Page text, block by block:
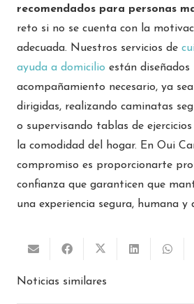
recomendados para personas
reto si no se cuenta con la
adecuada. Nuestros servicios de
ayuda a domicilio están
acompañamiento necesario, ya
dirigidas, realizando caminatas
o supervisando tablas de
la comodidad del hogar. En Oui
compromiso es proporcionarte
confianza que garanticen que
una experiencia segura, humana y
Noticias similares